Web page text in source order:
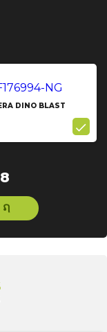
DINO BLAST

ຐ